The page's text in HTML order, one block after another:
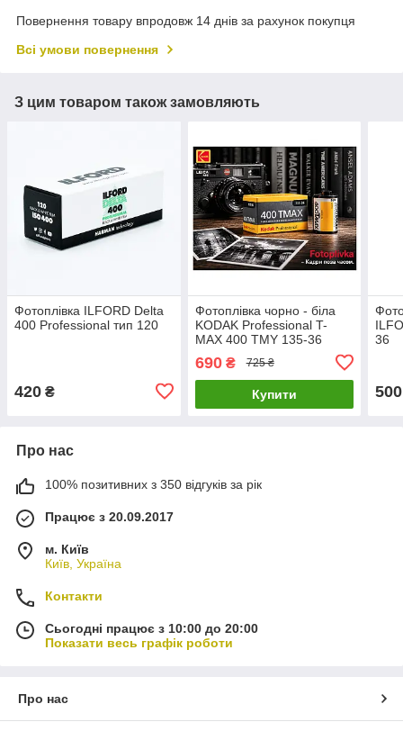
Повернення товару впродовж 14 днів за рахунок покупця
Всі умови повернення
З цим товаром також замовляють
Фотоплівка ILFORD Delta
400 Professional тип 120
420 ₴
Фотоплівка чорно - біла
KODAK Professional T-
MAX 400 TMY 135-36
690₴ 725 ₴
Купити
36
500
Про нас
100% позитивних з 350 відгуків за рік
Працює з 20.09.2017
м. Київ
Київ, Україна
Контакти
Сьогодні працює з 10:00 до 20:00
Показати весь графік роботи
Про нас